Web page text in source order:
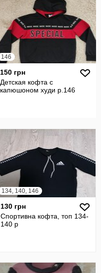
146
150 грн
Детская кофта с
капюшоном худи р.146
134, 140, 146
130 грн
Спортивна кофта, топ 134-
140 р